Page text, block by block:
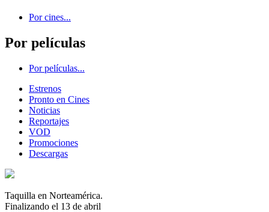
Por cines...
Por películas
Por películas...
Estrenos
Pronto en Cines
Noticias
Reportajes
VOD
Promociones
Descargas
Taquilla en Norteamérica.
Finalizando el 13 de abril